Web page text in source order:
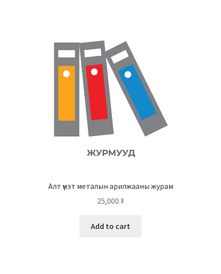
Алт үнэт металын арилжааны журам
25,000 ₮
Add to cart